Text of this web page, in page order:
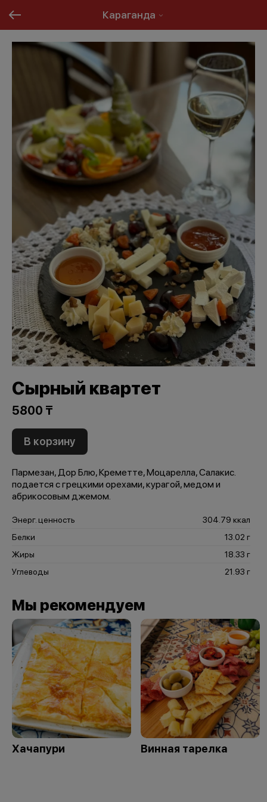
Караганда
Сырный квартет
5800 ₸
В корзину
Пармезан, Дор Блю, Креметте, Моцарелла, Салакис.
подается с грецкими орехами, курагой, медом и
абрикосовым джемом.
Энерг. ценность
304.79 ккал
Белки
13.02 г
Жиры
18.33 г
Углеводы
21.93 г
Мы рекомендуем
Хачапури Винная тарелка